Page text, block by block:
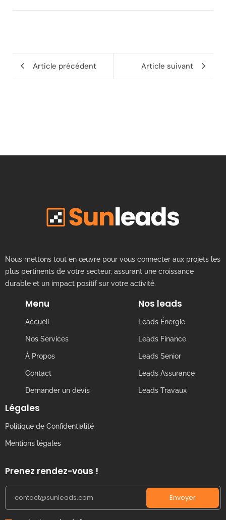
Article précédent Article suivant
Nous mettons tout en œuvre pour vous connecter aux projets les
plus pertinents de votre secteur, assurant une croissance
durable et un impact positif sur votre activité.
Menu
Accueil
Nos Services
À Propos
Contact
Demander un devis
Nos leads
Leads Énergie
Leads Finance
Leads Senior
Leads Assurance
Leads Travaux
Légales
Politique de Confidentialité
Mentions légales
Prenez rendez-vous !
Envoyer